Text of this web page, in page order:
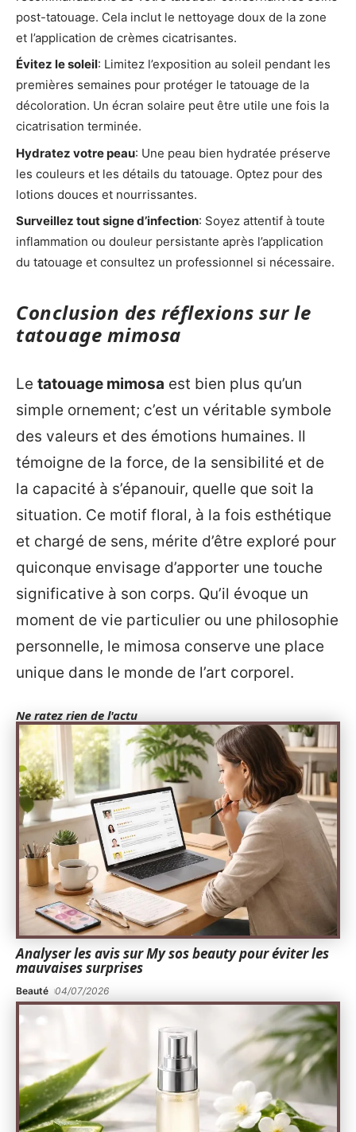
post-tatouage. Cela inclut le nettoyage doux de la zone
et l’application de crèmes cicatrisantes.
Évitez le soleil: Limitez l’exposition au soleil pendant les
premières semaines pour protéger le tatouage de la
décoloration. Un écran solaire peut être utile une fois la
cicatrisation terminée.
Hydratez votre peau: Une peau bien hydratée préserve
les couleurs et les détails du tatouage. Optez pour des
lotions douces et nourrissantes.
Surveillez tout signe d’infection: Soyez attentif à toute
inflammation ou douleur persistante après l’application
du tatouage et consultez un professionnel si nécessaire.
Conclusion des réflexions sur le
tatouage mimosa
Le tatouage mimosa est bien plus qu’un
simple ornement; c’est un véritable symbole
des valeurs et des émotions humaines. Il
témoigne de la force, de la sensibilité et de
la capacité à s’épanouir, quelle que soit la
situation. Ce motif floral, à la fois esthétique
et chargé de sens, mérite d’être exploré pour
quiconque envisage d’apporter une touche
significative à son corps. Qu’il évoque un
moment de vie particulier ou une philosophie
personnelle, le mimosa conserve une place
unique dans le monde de l’art corporel.
Ne ratez rien de l'actu
Analyser les avis sur My sos beauty pour éviter les
mauvaises surprises
Beauté 04/07/2026